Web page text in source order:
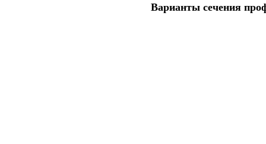
Варианты сечения